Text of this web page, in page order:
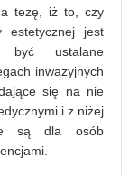
tezę, iż to, czy
estetycznej jest
być ustalane
inwazyjnych
się na nie
i z niżej
są dla osób